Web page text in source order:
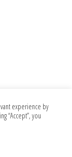
AGB
experience by
“Accept”, you